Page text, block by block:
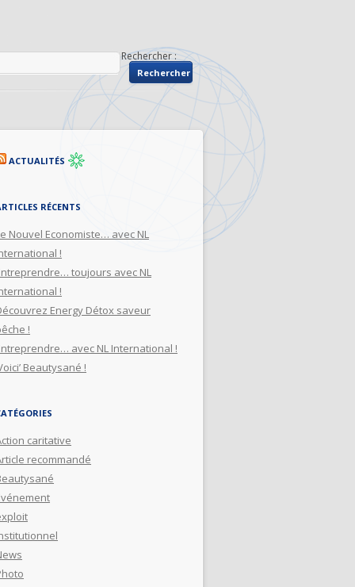
Rechercher :
ACTUALITÉS
RÉCENTS
Nouvel Economiste… avec NL
!
toujours avec NL
!
Energy Détox saveur
!
avec NL International !
Beautysané !
caritative
recommandé